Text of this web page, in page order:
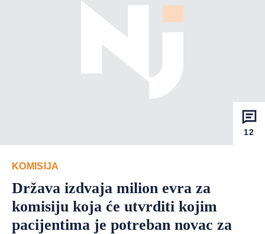
12
KOMISIJA
Država izdvaja milion evra za
komisiju koja će utvrditi kojim
pacijentima je potreban novac za